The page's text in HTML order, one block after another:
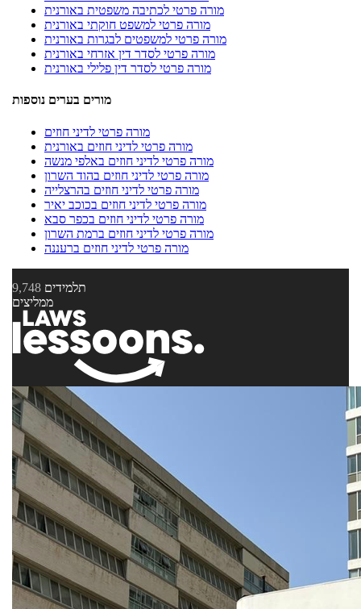
מורה פרטי לכתיבה משפטית באורנית
מורה פרטי למשפט חוקתי באורנית
מורה פרטי למשפטים לבגרות באורנית
מורה פרטי לסדר דין אזרחי באורנית
מורה פרטי לסדר דין פלילי באורנית
מורים בערים נוספות
מורה פרטי לדיני חוזים
מורה פרטי לדיני חוזים באורנית
מורה פרטי לדיני חוזים באלפי מנשה
מורה פרטי לדיני חוזים בהוד השרון
מורה פרטי לדיני חוזים בהרצלייה
מורה פרטי לדיני חוזים בכוכב יאיר
מורה פרטי לדיני חוזים בכפר סבא
מורה פרטי לדיני חוזים ברמת השרון
מורה פרטי לדיני חוזים ברעננה
9,748 תלמידים
ממליצים